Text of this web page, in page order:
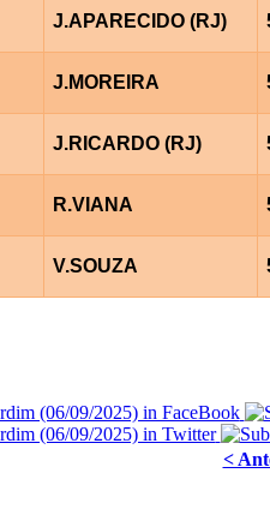
J.APARECIDO (RJ)
J.MOREIRA
J.RICARDO (RJ)
R.VIANA
V.SOUZA
<